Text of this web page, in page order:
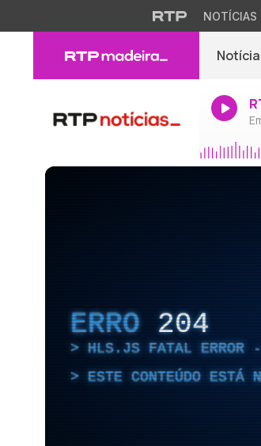
NOTÍCIAS
ERRO 204
HLS.JS FATAL ERROR -
ESTE CONTEÚDO ESTÁ